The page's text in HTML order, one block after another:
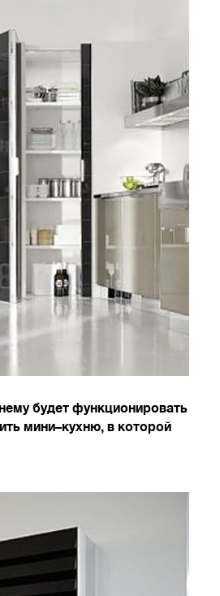
будет функционировать
мини–кухню, в которой